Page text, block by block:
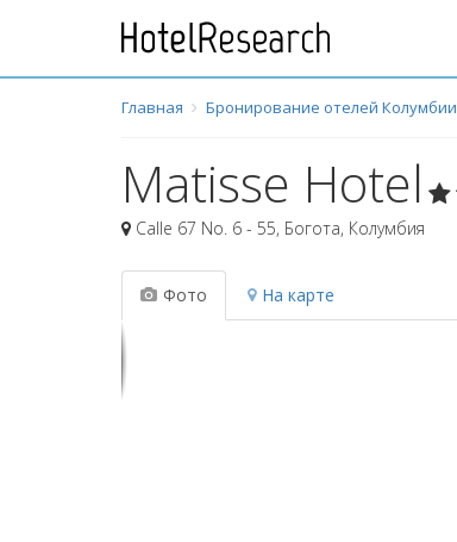
Главная Бронирование отелей Колумбии
Matisse Hotel
Calle 67 No. 6 - 55, Богота, Колумбия
Фото На карте